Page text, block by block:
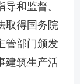
和监督。
得国务院
管部门颁发
建筑生产活